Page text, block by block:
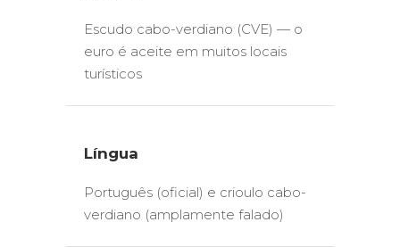
Escudo cabo-verdiano (CVE) — o
euro é aceite em muitos locais
turísticos
Língua
Português (oficial) e crioulo cabo-
verdiano (amplamente falado)